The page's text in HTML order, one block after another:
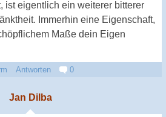
ist eigentlich ein weiterer bitterer
Immerhin eine Eigenschaft,
Maße dein Eigen
Antworten 0
Jan Dilba